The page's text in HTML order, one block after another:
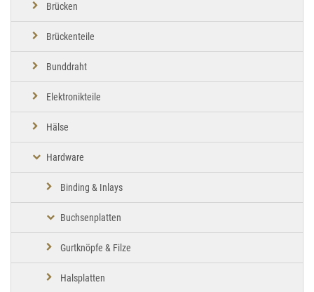
Brücken
Brückenteile
Bunddraht
Elektronikteile
Hälse
Hardware
Binding & Inlays
Buchsenplatten
Gurtknöpfe & Filze
Halsplatten